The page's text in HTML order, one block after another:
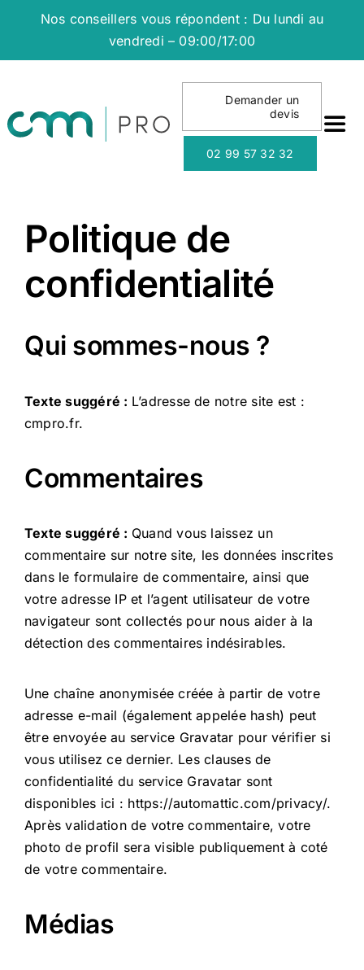
Nos conseillers vous répondent : Du lundi au
vendredi – 09:00/17:00
Demander un
devis
02 99 57 32 32
Politique de
confidentialité
Qui sommes-nous ?
Texte suggéré : L’adresse de notre site est :
cmpro.fr.
Commentaires
Texte suggéré : Quand vous laissez un
commentaire sur notre site, les données inscrites
dans le formulaire de commentaire, ainsi que
votre adresse IP et l’agent utilisateur de votre
navigateur sont collectés pour nous aider à la
détection des commentaires indésirables.
Une chaîne anonymisée créée à partir de votre
adresse e-mail (également appelée hash) peut
être envoyée au service Gravatar pour vérifier si
vous utilisez ce dernier. Les clauses de
confidentialité du service Gravatar sont
disponibles ici : https://automattic.com/privacy/.
Après validation de votre commentaire, votre
photo de profil sera visible publiquement à coté
de votre commentaire.
Médias